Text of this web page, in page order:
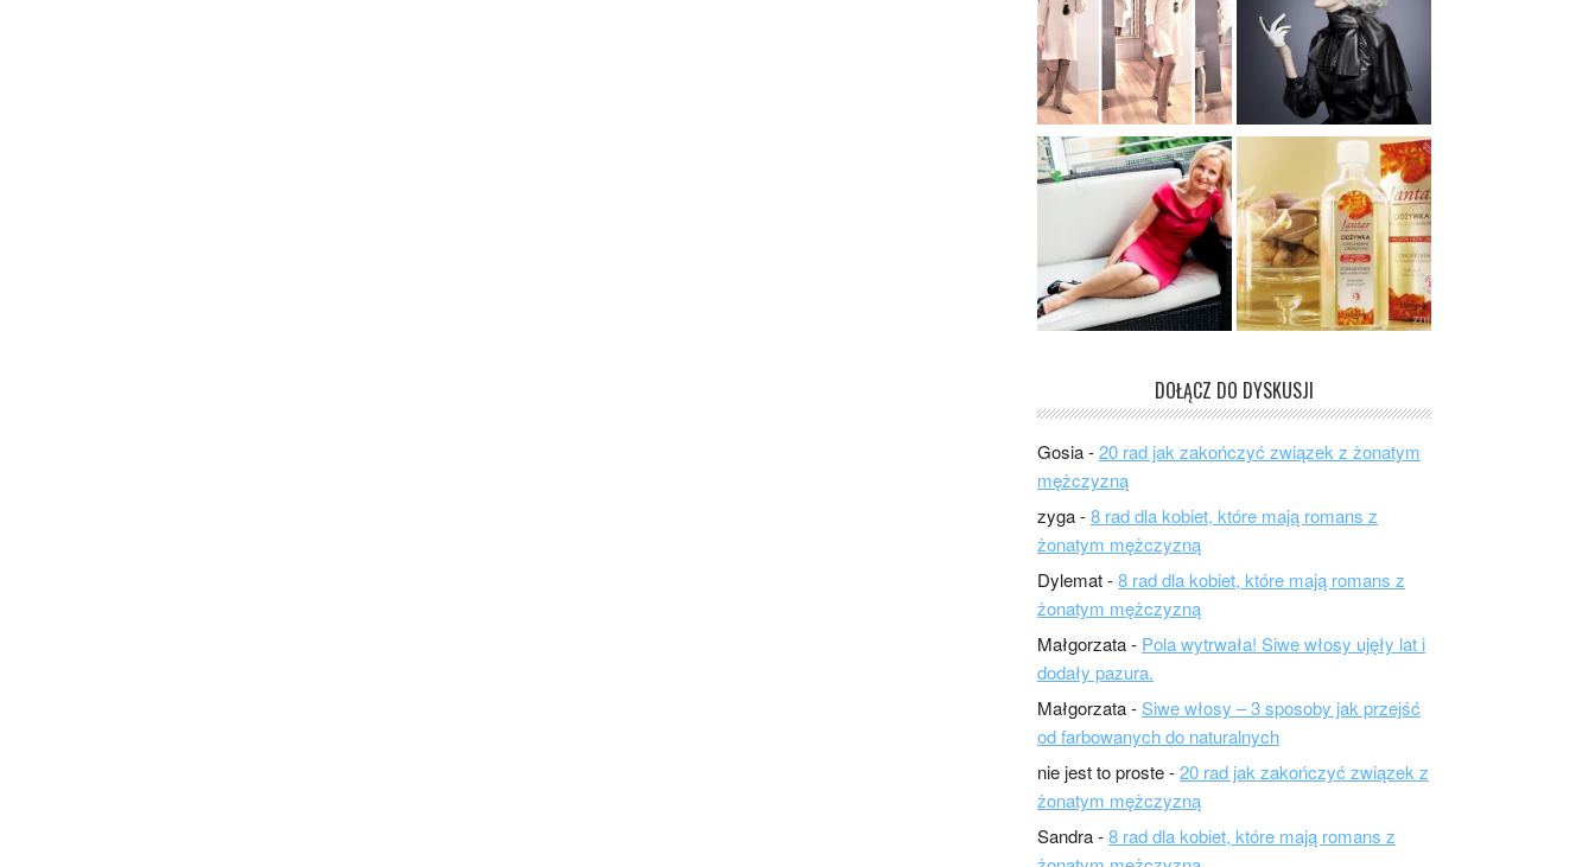
DOŁĄCZ DO DYSKUSJI
Gosia-20 rad jak zakończyć związek z żonatym
mężczyzną
zyga-8 rad dla kobiet, które mają romans z
żonatym mężczyzną
Dylemat-8 rad dla kobiet, które mają romans z
żonatym mężczyzną
Małgorzata- Pola wytrwała! Siwe włosy ujęły lat i
dodały pazura.
Małgorzata-Siwe włosy – 3 sposoby jak przejść
od farbowanych do naturalnych
nie jest to proste-20 rad jak zakończyć związek z
żonatym mężczyzną
Sandra-8 rad dla kobiet, które mają romans z